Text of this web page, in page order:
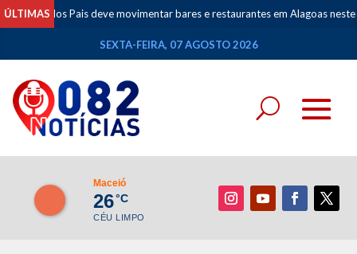
ÚLTIMAS
Pais deve movimentar bares e restaurantes em Alagoas neste fim de
SEXTA-FEIRA, 07 AGOSTO 2026
Maceió
26°C
CÉU LIMPO